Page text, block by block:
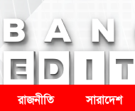
রাজনীতি সারাদেশ